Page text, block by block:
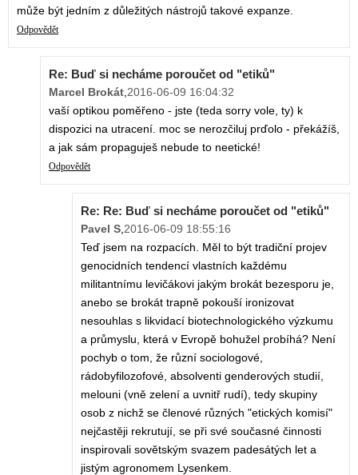
může být jedním z důležitých nástrojů takové expanze.
Odpovědět
Re: Buď si necháme poroučet od "etiků"
Marcel Brokát,2016-06-09 16:04:32
vaší optikou poměřeno - jste (teda sorry vole, ty) k
dispozici na utracení. moc se nerozčiluj prďolo - překážíš,
a jak sám propaguješ nebude to neetické!
Odpovědět
Re: Re: Buď si necháme poroučet od "etiků"
Pavel S,2016-06-09 18:55:16
Teď jsem na rozpacích. Měl to být tradiční projev
genocidních tendencí vlastních každému
militantnímu levičákovi jakým brokát bezesporu je,
anebo se brokát trapně pokouší ironizovat
nesouhlas s likvidací biotechnologického výzkumu
a průmyslu, která v Evropě bohužel probíhá? Není
pochyb o tom, že různí sociologové,
rádobyfilozofové, absolventi genderových studií,
melouni (vně zelení a uvnitř rudí), tedy skupiny
osob z nichž se členové různých "etických komisí"
nejčastěji rekrutují, se při své současné činnosti
inspirovali sovětským svazem padesátých let a
jistým agronomem Lysenkem.